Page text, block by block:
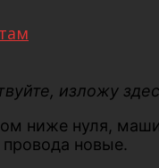
изложу
ниже нуля,
новые.